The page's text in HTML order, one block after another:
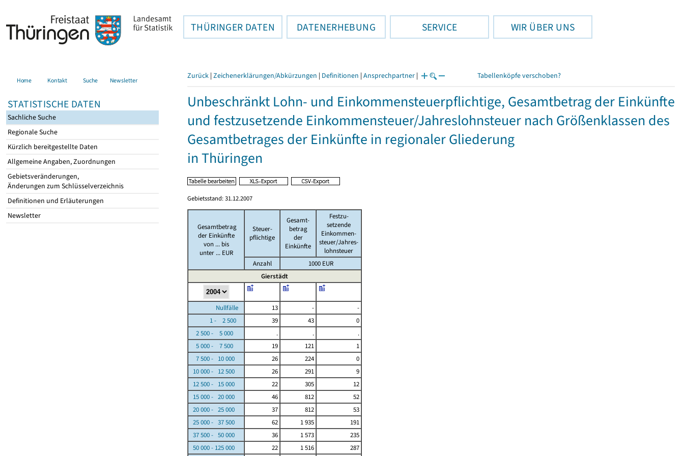
THÜRINGER DATEN DATENERHEBUNG SERVICE WIR ÜBER UNS
Home Kontakt Suche Newsletter
STATISTISCHE DATEN
Sachliche Suche
Regionale Suche
Kürzlich bereitgestellte Daten
Allgemeine Angaben, Zuordnungen
Gebietsveränderungen,
Änderungen zum Schlüsselverzeichnis
Definitionen und Erläuterungen
Newsletter
Zurück | Zeichenerklärungen/Abkürzungen | Definitionen | Ansprechpartner | Tabellenköpfe verschoben?
Unbeschränkt Lohn- und Einkommensteuerpflichtige, Gesamtbetrag der Einkünfte
und festzusetzende Einkommensteuer/Jahreslohnsteuer nach Größenklassen des
Gesamtbetrages der Einkünfte in regionaler Gliederung
in Thüringen
Gebietsstand: 31.12.2007
Gesamtbetrag
der Einkünfte
von ... bis
unter ... EUR
Steuer-
pflichtige
Gesamt-
betrag
der
Einkünfte
Festzu-
setzende
Einkommen-
steuer/Jahres-
lohnsteuer
Anzahl
1000 EUR
Gierstädt
Nullfälle 13 -
-
1 - 2 500
39 43
0
2 500 - 5 000
. .
.
5 000 - 7 500
19 121
1
7 500 - 10 000
26 224
0
10 000 - 12 500
26 291
9
12 500 - 15 000
22 305
12
15 000 - 20 000
46 812
52
20 000 - 25 000
37 812
53
25 000 - 37 500
62 1 935
191
37 500 - 50 000
36 1 573
235
50 000 - 125 000
22 1 516 287